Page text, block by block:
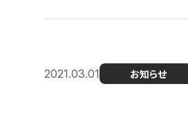
2021.03.01 お知らせ